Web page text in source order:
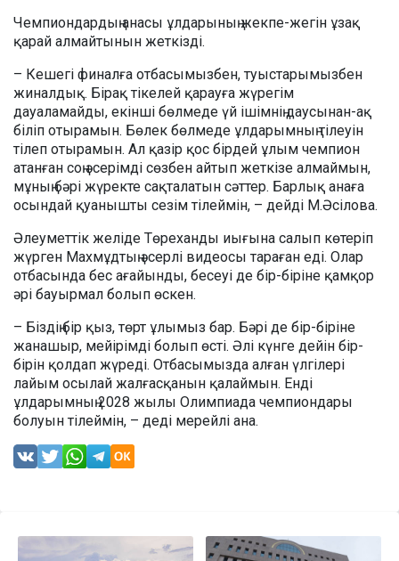
Чемпиондардың анасы ұлдарының жекпе-жегін ұзақ
қарай алмайтынын жеткізді.
– Кешегі финалға отбасымызбен, туыстарымызбен
жиналдық. Бірақ тікелей қарауға жүрегім
дауаламайды, екінші бөлмеде үй ішімнің даусынан-ақ
біліп отырамын. Бөлек бөлмеде ұлдарымның тілеуін
тілеп отырамын. Ал қазір қос бірдей ұлым чемпион
атанған соң әсерімді сөзбен айтып жеткізе алмаймын,
мұның бәрі жүректе сақталатын сәттер. Барлық анаға
осындай қуанышты сезім тілеймін, – дейді М.Әсілова.
Әлеуметтік желіде Төреханды иығына салып көтеріп
жүрген Махмұдтың әсерлі видеосы тараған еді. Олар
отбасында бес ағайынды, бесеуі де бір-біріне қамқор
әрі бауырмал болып өскен.
– Біздің бір қыз, төрт ұлымыз бар. Бәрі де бір-біріне
жанашыр, мейірімді болып өсті. Әлі күнге дейін бір-
бірін қолдап жүреді. Отбасымызда алған үлгілері
лайым осылай жалғасқанын қалаймын. Енді
ұлдарымның 2028 жылы Олимпиада чемпиондары
болуын тілеймін, – деді мерейлі ана.